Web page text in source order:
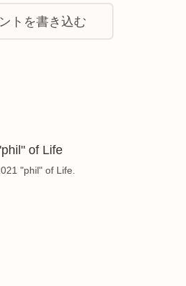
トを書き込む
of Life
"phil" of Life.